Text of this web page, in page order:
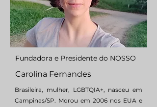
Fundadora e Presidente do NOSSO
Carolina Fernandes
Brasileira, mulher, LGBTQIA+, nasceu em
Campinas/SP. Morou em 2006 nos EUA e